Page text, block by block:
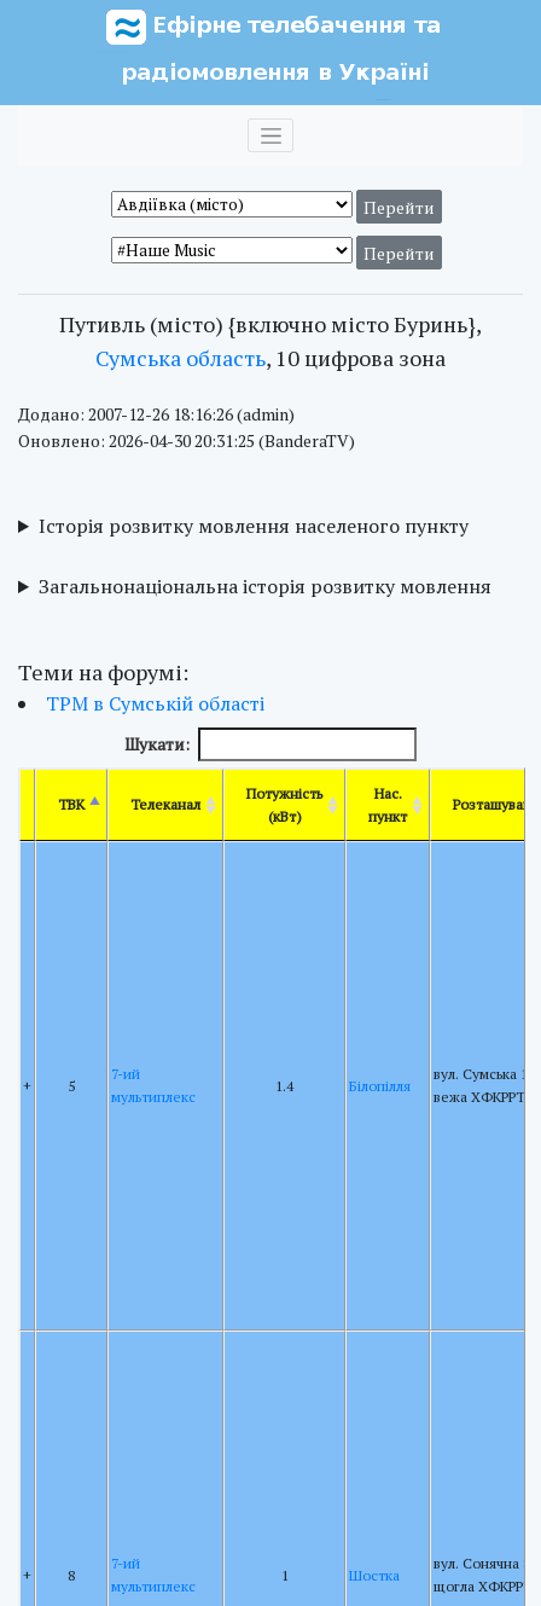
Путивль (місто) {включно місто Буринь},
Сумська область, 10 цифрова зона
Додано: 2007-12-26 18:16:26 (admin)
Оновлено: 2026-04-30 20:31:25 (BanderaTV)
Історія розвитку мовлення населеного пункту
Загальнонаціональна історія розвитку мовлення
Теми на форумі:
ТРМ в Сумській області
Шукати:
ТВК Телеканал
Потужність
(кВт)
Нас.
пункт
+ 5
7-ий
мультиплекс
1.4 Білопілля
вул. Сумська 15,
вежа ХФКРРТ
+ 8
7-ий
мультиплекс
1 Шостка
вул. Сонячна 88,
щогла ХФКРРТ